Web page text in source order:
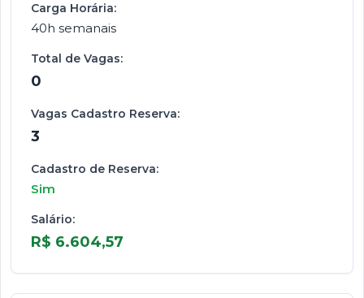
Carga Horária:
40h semanais
Total de Vagas:
0
Vagas Cadastro Reserva:
3
Cadastro de Reserva:
Sim
Salário:
R$ 6.604,57